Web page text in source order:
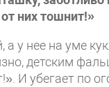
них тошнит!»
а у нее на уме
детским
И убегает по